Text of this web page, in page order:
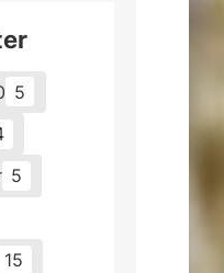
5
5
15